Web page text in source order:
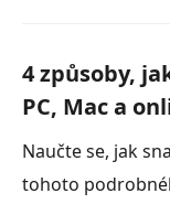
4 způsoby,
PC, Mac a
Naučte se, jak
tohoto